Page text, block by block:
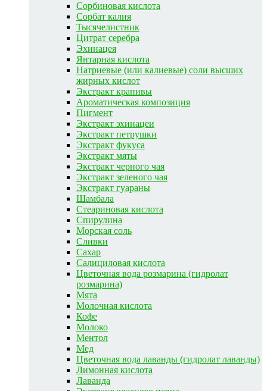
Сорбиновая кислота
Сорбат калия
Тысячелистник
Цитрат серебра
Эхинацея
Янтарная кислота
Натриевые (или калиевые) соли высших
жирных кислот
Экстракт крапивы
Ароматическая композиция
Пигмент
Экстракт эхинацеи
Экстракт петрушки
Экстракт фукуса
Экстракт мяты
Экстракт черного чая
Экстракт зеленого чая
Экстракт гуараны
Шамбала
Стеариновая кислота
Спирулина
Морская соль
Сливки
Сахар
Салициловая кислота
Цветочная вода розмарина (гидролат
розмарина)
Мята
Молочная кислота
Кофе
Молоко
Ментол
Мед
Цветочная вода лаванды (гидролат лаванды)
Лимонная кислота
Лаванда